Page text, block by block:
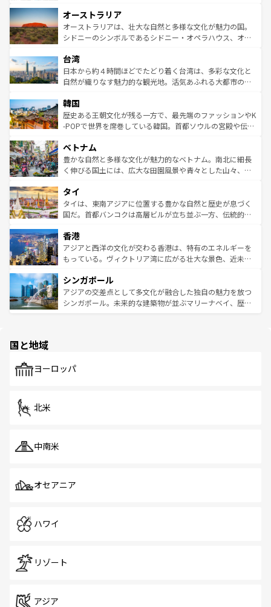
部のニューオーリンズでは、音楽と美食が融合した独特の
文化が魅力。旅行者はアメリカの各地域で異なる魅力を楽
しみながら、その多様性と豊かな歴史を感じることができ
ならではの贅沢な旅のスタイルだ。 なお、新着のアメリカ
情報はコンテンツ一覧を参照してほしい。
ワイ島は見逃せない。また、定番の観光地といえばオアフ
島だが、静かな自然を求めるならマウイ島やカウアイ島が
おすすめ。エメラルドグリーンに輝く海をはじめ、豊かな
れるおもてなしの心で訪れる人々を迎えてくれるハワイの
人々、おいしいローカルフードやハワイアンミュージッ
ク、伝統的なフラダンスなど、すべてがハワイの魅力を彩
ワイを、存分に味わってほしい。 なお、新着のハワイ情報
はコンテンツ一覧を参照してほしい。
オーストラリア
オーストラリアは、壮大な自然と多様な文化が魅力の国。
シドニーのシンボルであるシドニー・オペラハウス、オー
リアリーフや大陸中央部にそびえるウルル（エアーズロッ
ク）、タスマニアの美しい原生林やケアンズの熱帯雨林な
ど、見どころがたくさん。また、カフェやワイン、オージ
いる。アクティビティも充実しており、サーフィンやダイ
ビング、ハイキングなど、アウトドア好きにはたまらな
い。オーストラリアの多彩な魅力を存分に味わいつくそ
参照してほしい。
台湾
日本から約４時間ほどでたどり着く台湾は、多彩な文化と
自然が織りなす魅力的な観光地。活気あふれる大都市の台
ン）、静ひつな山岳地帯である台湾東部など、都市の喧騒
と山間の静けさが共存しており、訪れる人に新しい発見と
驚きをもたらしてくれる。また、奥深い台湾の食文化も魅
容にもいいと評判のスイーツなど、バラエティ豊かな料理
が味わえる。 なお、新着の台湾情報は コンテンツ一覧を参
照してほしい。
韓国
歴史ある王朝文化が残る一方で、最先端のファッションやK
-POPで世界を席巻している韓国。首都ソウルの宮殿や伝統
き、地方に足を延ばせば四季折々の自然美を楽しむことが
できる。そして、キムチや焼肉、絶品のストリートフード
まで、さまざまな韓国料理が待っている。夜には、韓国な
リティに包まれながら、韓国の多彩な魅力を心ゆくまで味
わってみてほしい。 なお、新着の韓国情報はコンテンツ一
覧を参照してほしい。
ベトナム
豊かな自然と多様な文化が魅力的なベトナム。南北に細長
く伸びる国土には、広大な田園風景や青々とした山々、世
急速な発展と共に伝統が息づく。ハノイの古い町並みやホ
ーチミン市のフランス統治時代の建物も、独特の雰囲気を
醸し出している。また、バラエティの豊かさとおいしさで
とつ。フォーやバインミー、ベトナムコーヒーなどは、ぜ
ひ現地で味わいたい。どの地域を訪れてもあたたかい人々
が旅行者を迎えてくれるので、きっと忘れられない旅にな
参照してほしい。
タイ
タイは、東南アジアに位置する豊かな自然と歴史が息づく
国だ。首都バンコクは高層ビルが立ち並ぶ一方、伝統的な
の活気が交差している。北部ではチェンマイなどの山岳地
帯で自然と触れ合い、南部ではプーケットやクラビの美し
いビーチでリゾート気分を楽しむことができる。タイ料理
激する。気候は一年中温暖で、どの季節にも異なる楽しみ
が待っている。親しみやすいタイの人々、仏教を中心とし
た文化、そして多様な観光資源が、訪れる旅人を魅了し続
香港
アジアと西洋の文化が交わる香港は、特有のエネルギーを
もっている。ヴィクトリア湾に広がる壮大な景色、近未来
み、どこを訪れても感動するはず。観光スポットが密集し
ており、効率よく見どころを回れるのも魅力。息をのむよ
うな絶景から文化的な体験まで、香港を存分に楽しみ尽く
シンガポール
アジアの交差点として多文化が融合した独自の魅力を放つ
シンガポール。未来的な建築物が並ぶマリーナベイ、歴史
で、ホーカーズは地元の風情を楽しめる外せないスポット
国と地域
ヨーロッパ
北米
中南米
オセアニア
ハワイ
リゾート
アジア